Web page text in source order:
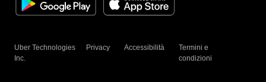
Uber Technologies
Inc.
Privacy Accessibilità
Termini e
condizioni